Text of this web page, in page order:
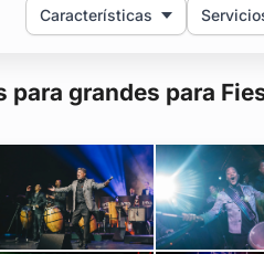
Características
grandes para